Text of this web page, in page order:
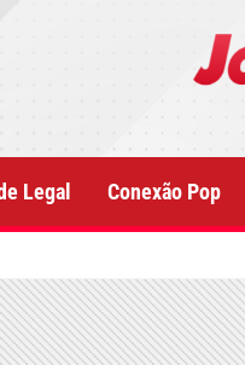
Legal Conexão Pop